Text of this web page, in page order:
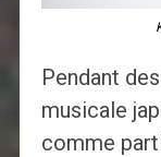
Pendant
musicale
comme